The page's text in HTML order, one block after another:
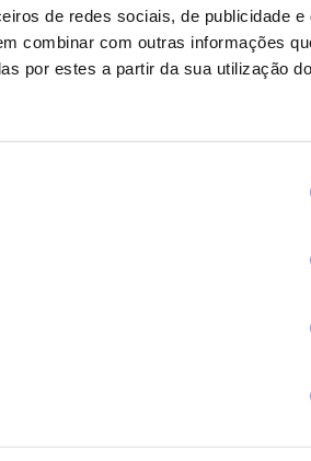
de redes sociais, de publicidade e
combinar com outras informações
por estes a partir da sua utilização